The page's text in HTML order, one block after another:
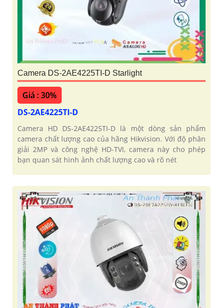
Camera DS-2AE4225TI-D Starlight
Giá : 30%
DS-2AE4225TI-D
Camera HD DS-2AE4225TI-D là một dòng sản phẩm
camera chất lượng cao của hãng Hikvision. Với độ phân
giải 2MP và công nghệ HD-TVI, camera này cho phép
bạn quan sát hình ảnh chất lượng cao và rõ nét